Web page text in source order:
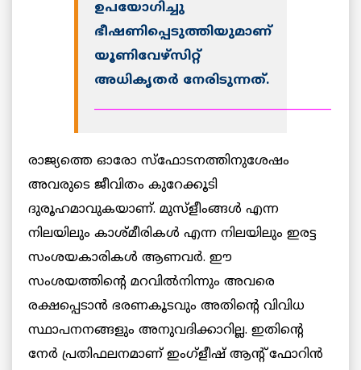
ഉപയോഗിച്ചു
ഭീഷണിപ്പെടുത്തിയുമാണ്
യൂണിവേഴ്സിറ്റ്
അധികൃതര്‍ നേരിടുന്നത്.
__________________________________________
രാജ്യത്തെ ഓരോ സ്ഫോടനത്തിനുശേഷം
അവരുടെ ജീവിതം കുറേക്കൂടി
ദുരൂഹമാവുകയാണ്. മുസ്ളീംങ്ങള്‍ എന്ന
നിലയിലും കാശ്മീരികള്‍ എന്ന നിലയിലും ഇരട്ട
സംശയകാരികള്‍ ആണവര്‍. ഈ
സംശയത്തിന്റെ മറവില്‍നിന്നും അവരെ
രക്ഷപ്പെടാന്‍ ഭരണകൂടവും അതിന്റെ വിവിധ
സ്ഥാപനനങ്ങളും അനുവദിക്കാറില്ല. ഇതിന്റെ
നേര്‍ പ്രതിഫലനമാണ് ഇംഗ്ളീഷ് ആന്റ് ഫോറിന്‍